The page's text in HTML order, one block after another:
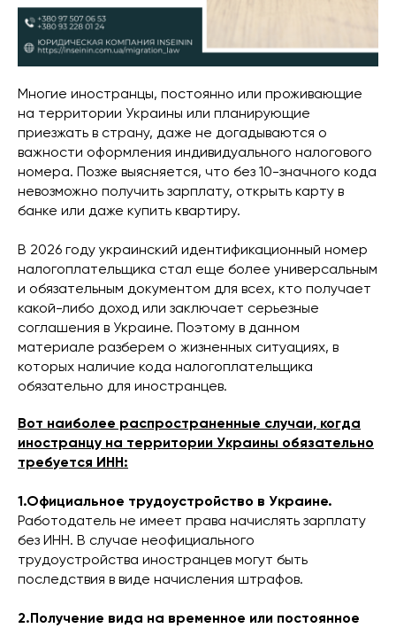
Многие иностранцы, постоянно или проживающие
на территории Украины или планирующие
приезжать в страну, даже не догадываются о
важности оформления индивидуального налогового
номера. Позже выясняется, что без 10-значного кода
невозможно получить зарплату, открыть карту в
банке или даже купить квартиру.
В 2026 году украинский идентификационный номер
налогоплательщика стал еще более универсальным
и обязательным документом для всех, кто получает
какой-либо доход или заключает серьезные
соглашения в Украине. Поэтому в данном
материале разберем о жизненных ситуациях, в
которых наличие кода налогоплательщика
обязательно для иностранцев.
Вот наиболее распространенные случаи, когда
иностранцу на территории Украины обязательно
требуется ИНН:
1.Официальное трудоустройство в Украине.
Работодатель не имеет права начислять зарплату
без ИНН. В случае неофициального
трудоустройства иностранцев могут быть
последствия в виде начисления штрафов.
2.Получение вида на временное или постоянное